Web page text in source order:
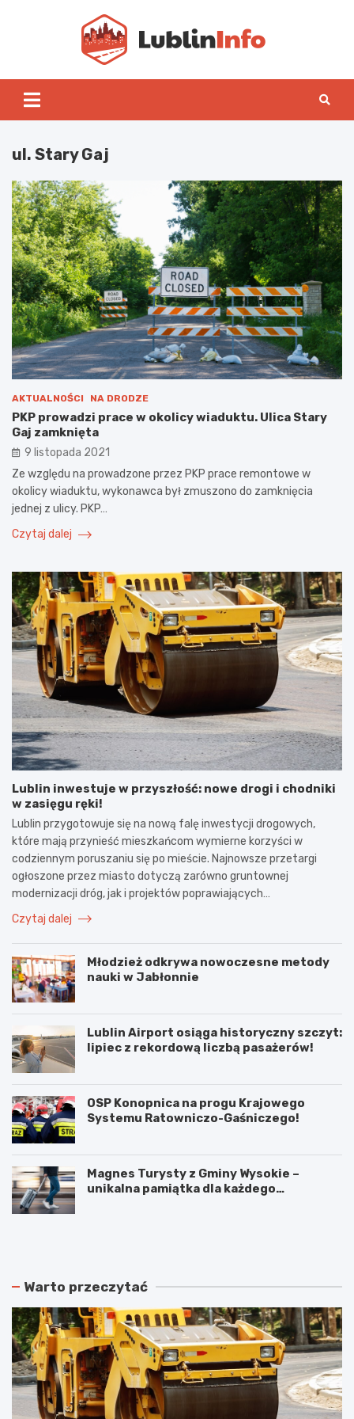
ul. Stary Gaj
AKTUALNOŚCI NA DRODZE
PKP prowadzi prace w okolicy wiaduktu. Ulica Stary
Gaj zamknięta
9 listopada 2021
Ze względu na prowadzone przez PKP prace remontowe w
okolicy wiaduktu, wykonawca był zmuszono do zamknięcia
jednej z ulicy. PKP…
Czytaj dalej
Lublin inwestuje w przyszłość: nowe drogi i chodniki
w zasięgu ręki!
Lublin przygotowuje się na nową falę inwestycji drogowych,
które mają przynieść mieszkańcom wymierne korzyści w
codziennym poruszaniu się po mieście. Najnowsze przetargi
ogłoszone przez miasto dotyczą zarówno gruntownej
modernizacji dróg, jak i projektów poprawiających…
Czytaj dalej
Młodzież odkrywa nowoczesne metody
nauki w Jabłonnie
Lublin Airport osiąga historyczny szczyt:
lipiec z rekordową liczbą pasażerów!
OSP Konopnica na progu Krajowego
Systemu Ratowniczo-Gaśniczego!
Magnes Turysty z Gminy Wysokie –
unikalna pamiątka dla każdego
N
o
k
ł
a
d
y
j
P
j
e
p
o
ż
a
r
Warto przeczytać